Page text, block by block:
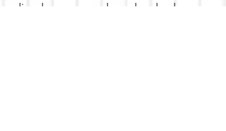
dinsdag - woensdag- donderdag: